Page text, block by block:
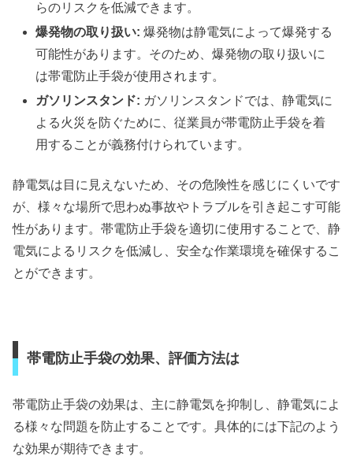
らのリスクを低減できます。
爆発物の取り扱い: 爆発物は静電気によって爆発する
可能性があります。そのため、爆発物の取り扱いに
は帯電防止手袋が使用されます。
ガソリンスタンド: ガソリンスタンドでは、静電気に
よる火災を防ぐために、従業員が帯電防止手袋を着
用することが義務付けられています。
静電気は目に見えないため、その危険性を感じにくいです
が、様々な場所で思わぬ事故やトラブルを引き起こす可能
性があります。帯電防止手袋を適切に使用することで、静
電気によるリスクを低減し、安全な作業環境を確保するこ
とができます。
帯電防止手袋の効果、評価方法は
帯電防止手袋の効果は、主に静電気を抑制し、静電気によ
る様々な問題を防止することです。具体的には下記のよう
な効果が期待できます。